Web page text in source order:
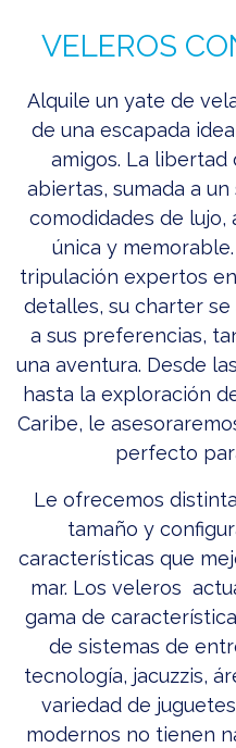
VELEROS
Alquile un yate de
de una escapada
amigos. La libertad
abiertas, sumada a
comodidades de lujo,
única y
tripulación expertos
detalles, su charter
a sus preferencias,
una aventura. Desde
hasta la exploración
Caribe, le
perfecto
Le ofrecemos
tamaño y
características que
mar. Los veleros
gama de
de sistemas de
tecnología, jacuzzis,
variedad de
modernos no tienen